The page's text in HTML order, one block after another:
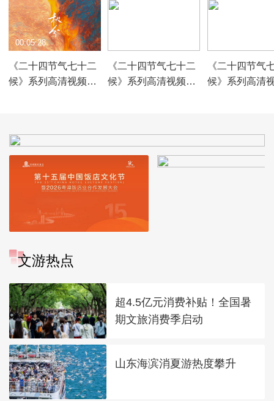
《二十四节气七十二
候》系列高清视频：
00:05:28
《二十四节气七十二
候》系列高清视频：
《二十四节气
候》系列高清
文游热点
超4.5亿元消费补贴！全国暑
期文旅消费季启动
山东海滨消夏游热度攀升